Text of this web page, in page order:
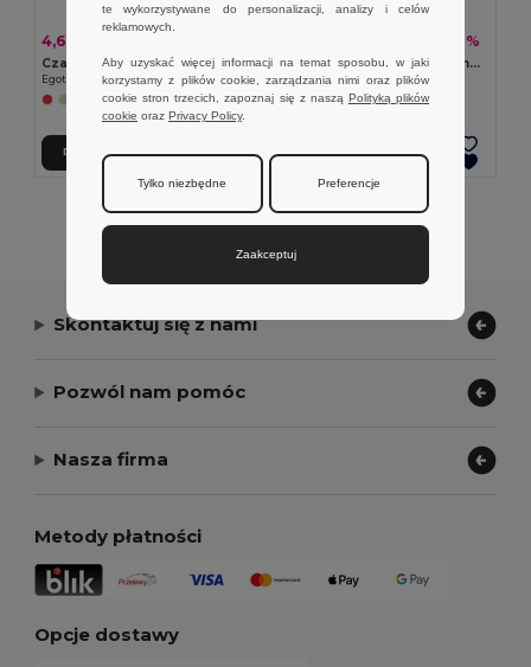
4,60 zł
Czapka
Egotier 99415
Dodaj Do Koszyka
-30%
Czapka z poliestru z recyklingu (100% rPET)
Egotier 99160
+2 kolory
Dodaj Do Koszyka
Wyświetlanie Wszystkich Produktów.
Skontaktuj się z nami
Pozwól nam pomóc
Nasza firma
Metody płatności
Opcje dostawy
te wykorzystywane do personalizacji, analizy i celów
reklamowych.
Aby uzyskać więcej informacji na temat sposobu, w jaki
korzystamy z plików cookie, zarządzania nimi oraz plików
cookie stron trzecich, zapoznaj się z naszą Polityką plików
cookie oraz Privacy Policy.
Tylko niezbędne Preferencje
Zaakceptuj